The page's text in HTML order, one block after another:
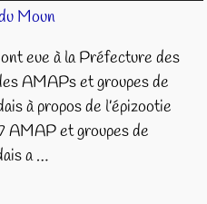
Moun
ont eue à la Préfecture des
AMAPs et groupes de
à propos de l’épizootie
AMAP et groupes de
a…